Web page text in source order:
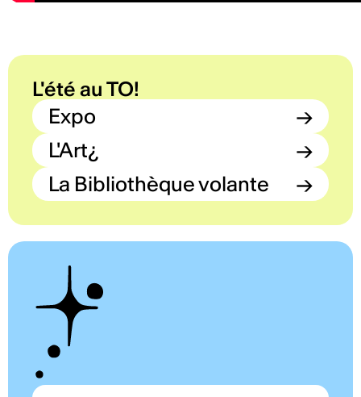
L'été au TO!
Expo
→
L'Art¿
→
La Bibliothèque volante
→